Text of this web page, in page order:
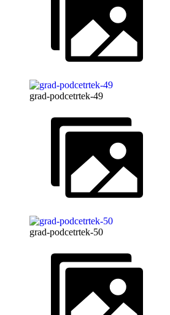
grad-podcetrtek-49
grad-podcetrtek-50